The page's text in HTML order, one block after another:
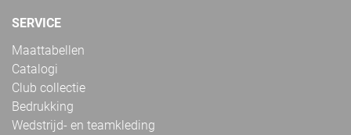
SERVICE
Maattabellen
Catalogi
Club collectie
Bedrukking
Wedstrijd- en teamkleding